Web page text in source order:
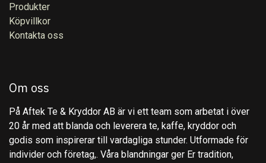
Produkter
Köpvillkor
Kontakta oss
Om oss
På Aftek Te & Kryddor AB är vi ett team som arbetat i över
20 år med att blanda och leverera te, kaffe, kryddor och
godis som inspirerar till vardagliga stunder. Utformade för
individer och företag,. Våra blandningar ger Er tradition,